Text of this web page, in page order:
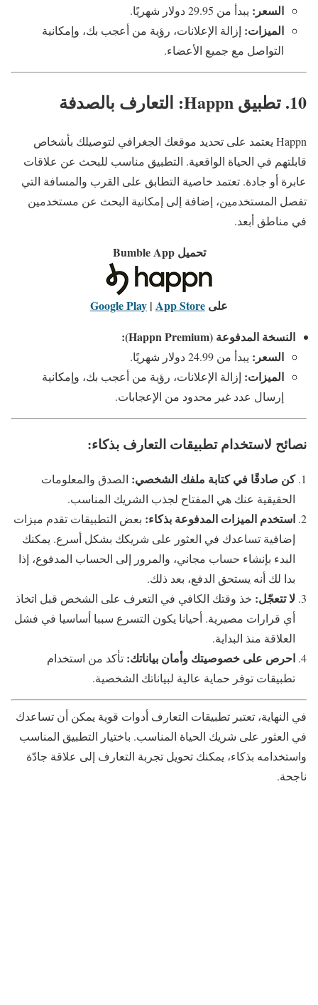
السعر: يبدأ من 29.95 دولار شهريًا.
الميزات: إزالة الإعلانات، رؤية من أعجب بك، وإمكانية
التواصل مع جميع الأعضاء.
10. تطبيق Happn: التعارف بالصدفة
Happn يعتمد على تحديد موقعك الجغرافي لتوصيلك بأشخاص
قابلتهم في الحياة الواقعية. التطبيق مناسب للبحث عن علاقات
عابرة أو جادة. تعتمد خاصية التطابق على القرب والمسافة التي
تفصل المستخدمين، إضافة إلى إمكانية البحث عن مستخدمين
في مناطق أبعد.
تحميل Bumble App
على Google Play | App Store
النسخة المدفوعة (Happn Premium):
السعر: يبدأ من 24.99 دولار شهريًا.
الميزات: إزالة الإعلانات، رؤية من أعجب بك، وإمكانية
إرسال عدد غير محدود من الإعجابات.
نصائح لاستخدام تطبيقات التعارف بذكاء:
كن صادقًا في كتابة ملفك الشخصي: الصدق والمعلومات
الحقيقية عنك هي المفتاح لجذب الشريك المناسب.
استخدم الميزات المدفوعة بذكاء: بعض التطبيقات تقدم ميزات
إضافية تساعدك في العثور على شريكك بشكل أسرع. يمكنك
البدء بإنشاء حساب مجاني، والمرور إلى الحساب المدفوع، إذا
بدا لك أنه يستحق الدفع، بعد ذلك.
لا تتعجّل: خذ وقتك الكافي في التعرف على الشخص قبل اتخاذ
أي قرارات مصيرية. أحيانا يكون التسرع سببا أساسيا في فشل
العلاقة منذ البداية.
احرص على خصوصيتك وأمان بياناتك: تأكد من استخدام
تطبيقات توفر حماية عالية لبياناتك الشخصية.
في النهاية، تعتبر تطبيقات التعارف أدوات قوية يمكن أن تساعدك
في العثور على شريك الحياة المناسب. باختيار التطبيق المناسب
واستخدامه بذكاء، يمكنك تحويل تجربة التعارف إلى علاقة جادّة
ناجحة.